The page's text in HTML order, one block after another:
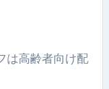
は高齢者向け配